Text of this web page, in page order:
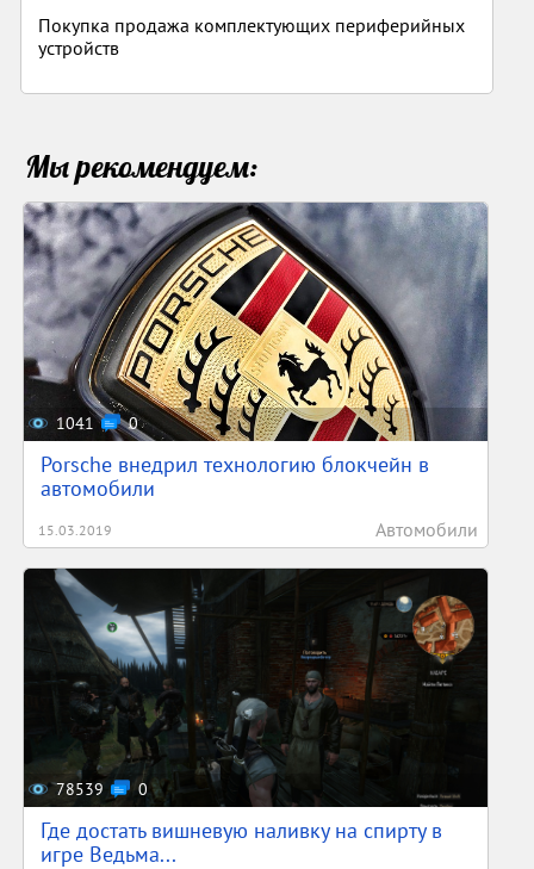
Покупка продажа комплектующих периферийных
устройств
Мы рекомендуем:
1041 0
Porsche внедрил технологию блокчейн в
автомобили
15.03.2019 Автомобили
78539 0
Где достать вишневую наливку на спирту в
игре Ведьма...